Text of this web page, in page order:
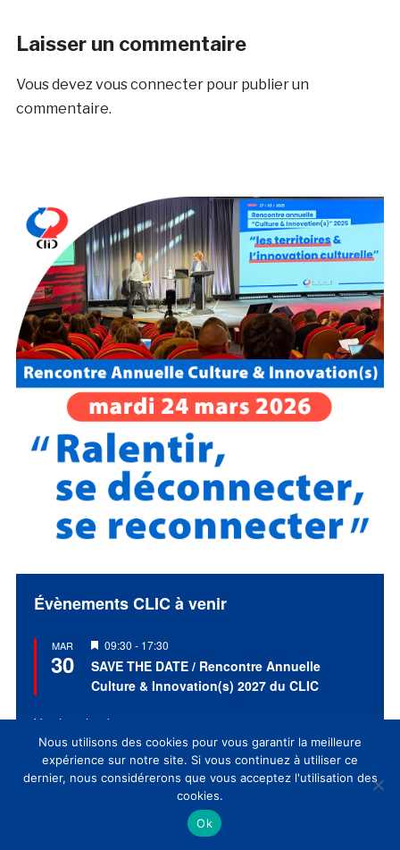
Laisser un commentaire
Vous devezvous connecterpour publier un
commentaire.
Évènements CLIC à venir
MAR
30
Mis
en
avant
09:30 - 17:30
SAVE THE DATE / Rencontre Annuelle
Culture & Innovation(s) 2027 du CLIC
Voir le calendrier
Nous utilisons des cookies pour vous garantir la meilleure
expérience sur notre site. Si vous continuez à utiliser ce
dernier, nous considérerons que vous acceptez l'utilisation des
cookies.
Ok